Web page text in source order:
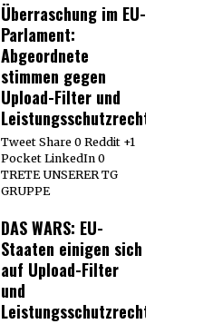
Überraschung im EU-
Parlament:
Abgeordnete
stimmen gegen
Upload-Filter und
Leistungsschutzrecht
Tweet Share 0 Reddit +1
Pocket LinkedIn 0
TRETE UNSERER TG
GRUPPE
DAS WARS: EU-
Staaten einigen sich
auf Upload-Filter
und
Leistungsschutzrecht